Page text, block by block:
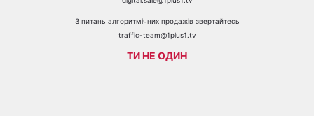
КАТАЛОГ ПРОГРАМ
КАР’ЄРА
ВЕДУЧІ